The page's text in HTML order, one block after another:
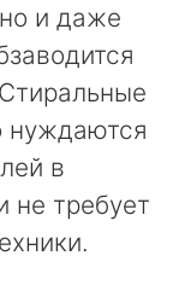
и даже
нуждаются
в
не требует